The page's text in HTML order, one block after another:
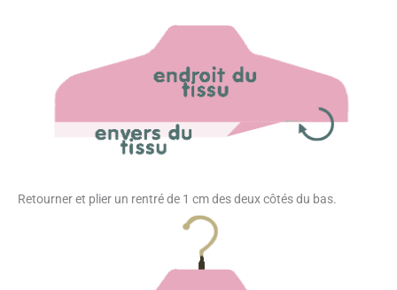
Retourner et plier un rentré de 1 cm des deux côtés du bas.